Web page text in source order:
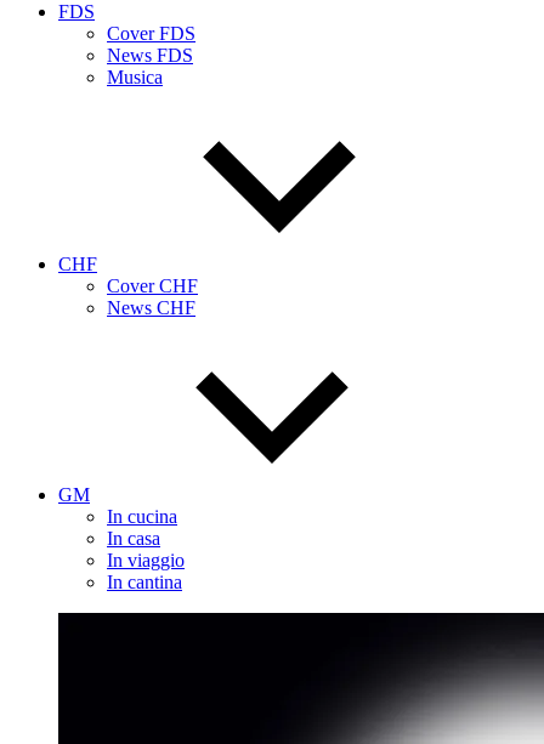
FDS
Cover FDS
News FDS
Musica
CHF
Cover CHF
News CHF
GM
In cucina
In casa
In viaggio
In cantina